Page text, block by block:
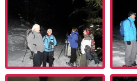
Programme en PDF